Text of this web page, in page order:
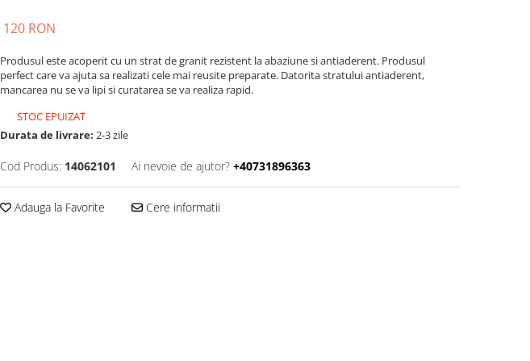
120 RON
Produsul este acoperit cu un strat de granit rezistent la abaziune si antiaderent. Produsul
perfect care va ajuta sa realizati cele mai reusite preparate. Datorita stratului antiaderent,
mancarea nu se va lipi si curatarea se va realiza rapid.
STOC EPUIZAT
Durata de livrare: 2-3 zile
Cod Produs: 14062101 Ai nevoie de ajutor? +40731896363
Adauga la Favorite Cere informatii